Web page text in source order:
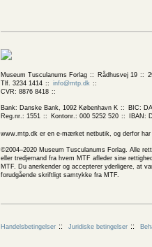
Museum Tusculanums Forlag Rådhusvej 19
Tlf. 3234 1414
info@mtp.dk
CVR: 8876 8418
Bank: Danske Bank, 1092 København K
BIC:
Reg.nr.: 1551
Kontonr.: 000 5252 520 IBAN:
www.mtp.dk er en e-mærket netbutik, og derfor
©2004–2020 Museum Tusculanums Forlag. Alle
eller tredjemand fra hvem MTF afleder sine
MTF. Du anerkender og accepterer yderligere, at
forudgående skriftligt samtykke fra MTF.
Handelsbetingelser Juridiske betingelser